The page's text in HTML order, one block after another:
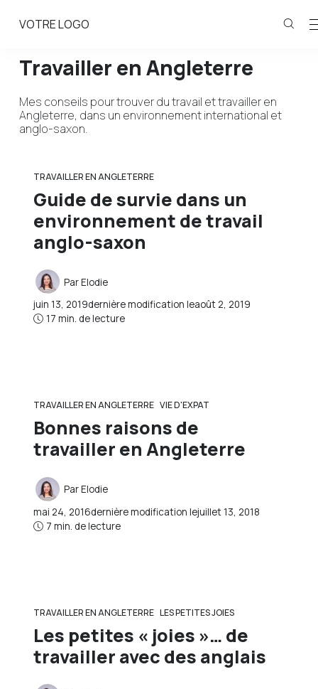
VOTRE LOGO
Travailler en Angleterre
Mes conseils pour trouver du travail et travailler en
Angleterre, dans un environnement international et
anglo-saxon.
TRAVAILLER EN ANGLETERRE
Guide de survie dans un
environnement de travail
anglo-saxon
ParElodie
juin 13, 2019dernière modification leaoût 2, 2019
17 min. de lecture
TRAVAILLER EN ANGLETERRE VIE D'EXPAT
Bonnes raisons de
travailler en Angleterre
ParElodie
mai 24, 2016dernière modification lejuillet 13, 2018
7 min. de lecture
TRAVAILLER EN ANGLETERRE LES PETITES JOIES
Les petites « joies »… de
travailler avec des anglais